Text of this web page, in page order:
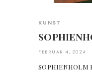
KUNST
FEBRUAR 4, 2024